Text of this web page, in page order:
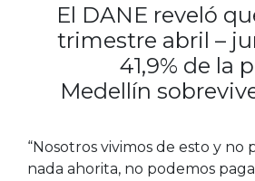
El DANE reveló
trimestre abril –
41,9% de la
Medellín
“Nosotros vivimos de esto y no
nada ahorita, no podemos